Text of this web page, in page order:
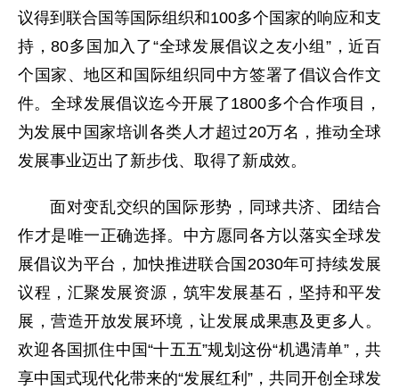
议得到联合国等国际组织和100多个国家的响应和支
持，80多国加入了“全球发展倡议之友小组”，近百
个国家、地区和国际组织同中方签署了倡议合作文
件。全球发展倡议迄今开展了1800多个合作项目，
为发展中国家培训各类人才超过20万名，推动全球
发展事业迈出了新步伐、取得了新成效。
面对变乱交织的国际形势，同球共济、团结合
作才是唯一正确选择。中方愿同各方以落实全球发
展倡议为平台，加快推进联合国2030年可持续发展
议程，汇聚发展资源，筑牢发展基石，坚持和平发
展，营造开放发展环境，让发展成果惠及更多人。
欢迎各国抓住中国“十五五”规划这份“机遇清单”，共
享中国式现代化带来的“发展红利”，共同开创全球发